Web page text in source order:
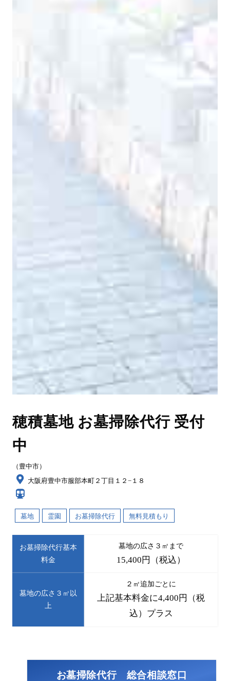
穂積墓地 お墓掃除代行 受付
中
（豊中市）
大阪府豊中市服部本町２丁目１２−１８
墓地 霊園 お墓掃除代行 無料見積もり
お墓掃除代行基本
料金
墓地の広さ３㎡まで
15,400円（税込）
墓地の広さ３㎡以
上
２㎡追加ごとに
上記基本料金に4,400円（税
込）プラス
お墓掃除代行 総合相談窓口